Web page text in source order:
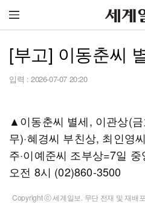
[부고] 이동춘씨
입력 : 2026-07-07 20:20
▲이동춘씨 별세, 이관상(
무)·혜경씨 부친상, 최인영
주·이예준씨 조부상=7일
오전 8시 (02)860-3500
Copyright ⓒ 세계일보. 무단 전재 및 재배